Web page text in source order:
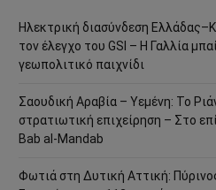
Ηλεκτρική διασύνδεση
τον έλεγχο του GSI – Η Γαλλία
γεωπολιτικό παιχνίδι
Σαουδική Αραβία – Υεμένη: Το
στρατιωτική επιχείρηση – Στο
Bab al-Mandab
Φωτιά στη Δυτική Αττική: